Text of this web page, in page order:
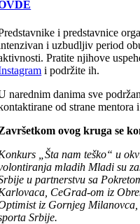
i predstavnice
i uzbudljiv period
Pratite njihove
i podržite ih.
narednim danima sve
od strane mentora
ovog kruga se
„Šta nam teško“ u
mladih Mladi su
u partnerstvu sa
CeGrad-om iz
iz Gornjeg
Srbije.